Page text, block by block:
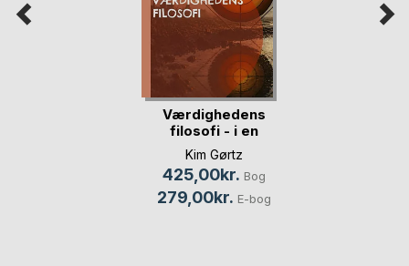
Værdighedens
filosofi - i en
traum(...)
Kim Gørtz
425,00kr. Bog
279,00kr. E-bog